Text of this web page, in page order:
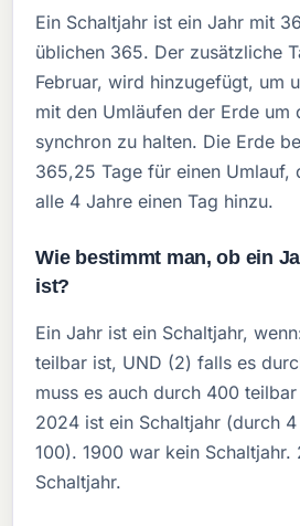
Ein Schaltjahr ist ein Jahr mit
üblichen 365. Der zusätzliche
Februar, wird hinzugefügt, um
mit den Umläufen der Erde um
synchron zu halten. Die Erde
365,25 Tage für einen Umlauf,
alle 4 Jahre einen Tag hinzu.
Wie bestimmt man, ob ein
ist?
Ein Jahr ist ein Schaltjahr,
teilbar ist, UND (2) falls es
muss es auch durch 400
2024 ist ein Schaltjahr (durch
100). 1900 war kein
Schaltjahr.